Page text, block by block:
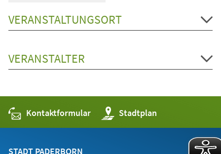
VERANSTALTUNGSORT
VERANSTALTER
Kontaktformular Stadtplan
(Öffnet
in
einem
STADT PADERBORN